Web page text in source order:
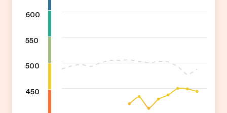
600
550
500
450